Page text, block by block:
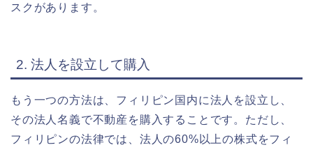
スクがあります。
2. 法人を設立して購入
もう一つの方法は、フィリピン国内に法人を設立し、
その法人名義で不動産を購入することです。ただし、
フィリピンの法律では、法人の60%以上の株式をフィ